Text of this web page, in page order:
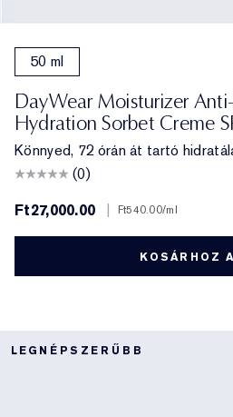
50 ml
DayWear Moisturizer
Hydration Sorbet Creme
Könnyed, 72 órán át tartó
(0)
Ft27,000.00
Ft540.00/ml
KOSÁRHOZ
LEGNÉPSZERŰBB